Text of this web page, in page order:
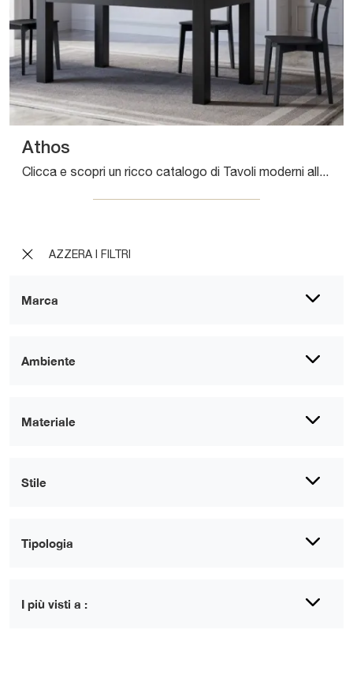
AZZERA I FILTRI
Marca
Ambiente
Materiale
Stile
Tipologia
I più visti a :
Athos
Clicca e scopri un ricco catalogo di Tavoli moderni allungabili da pranzo! Il modello Athos di Arredo3 ti attende.